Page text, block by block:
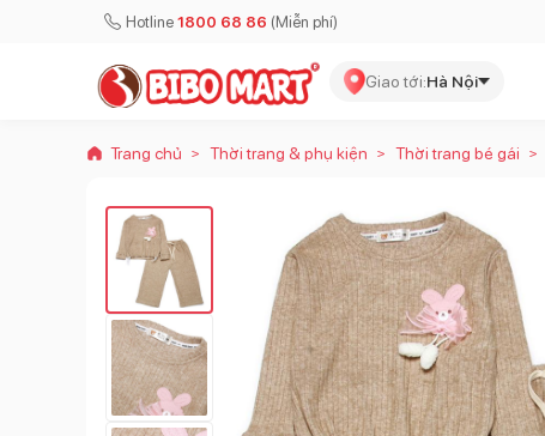
Hotline 1800 68 86 (Miễn phí)
Giao tới:Hà Nội
Trang chủ > Thời trang & phụ kiện > Thời trang bé gái >